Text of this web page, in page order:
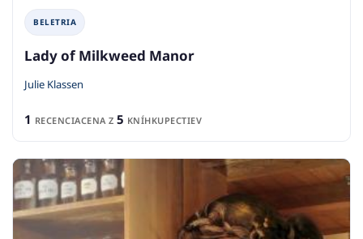
BELETRIA
Lady of Milkweed Manor
Julie Klassen
1 RECENCIACENA Z 5 KNÍHKUPECTIEV